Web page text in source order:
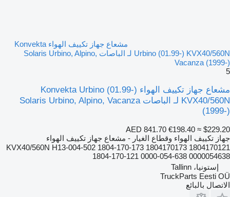
مشعاع جهاز تكييف الهواء Konvekta
Urbino (01.99-) KVX40/560N لـ الباصات Solaris Urbino, Alpino,
Vacanza (1999-)
5
مشعاع جهاز تكييف الهواء Konvekta Urbino (01.99-)
KVX40/560N لـ الباصات Solaris Urbino, Alpino, Vacanza
(1999-)
AED 841.70 €198.40 ≈ $229.20
جهاز تكييف الهواء وقطاع الغيار - مشعاع جهاز تكييف الهواء
KVX40/560N H13-004-502 1804-170-173 1804170173 1804170121
1804-170-121 0000-054-638 0000054638
إستونيا، Tallinn
TruckParts Eesti OÜ
الاتصال بالبائع